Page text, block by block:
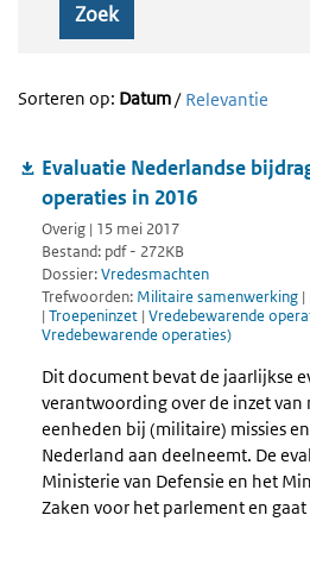
Zoek
Sorteren op: Datum/ Relevantie
Evaluatie Nederlandse
operaties in 2016
Overig | 15 mei 2017
Bestand: pdf - 272KB
Dossier:Vredesmachten
Trefwoorden: Militaire samenwerking |
| Troepeninzet | Vredebewarende
Vredebewarende operaties)
Dit document bevat de jaarlijkse
verantwoording over de inzet van
eenheden bij (militaire) missies
Nederland aan deelneemt. De
Ministerie van Defensie en het
Zaken voor het parlement en